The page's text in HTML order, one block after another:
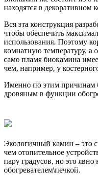
находятся в декоративном
Вся эта конструкция
чтобы обеспечить
использования. Поэтому
комнатную температуру, а
само пламя биокамина
чем, например, у
Именно по этим причинам
дровяным в функции
Экологичный камин – это
чем отопительное
пару градусов, но это явно
обогревателем\печкой.